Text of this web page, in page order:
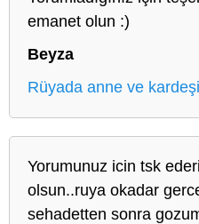
emanet olun :)
Beyza
Rüyada anne ve
Yorumunuz icin tsk
olsun..ruya okadar
sehadetten sonra